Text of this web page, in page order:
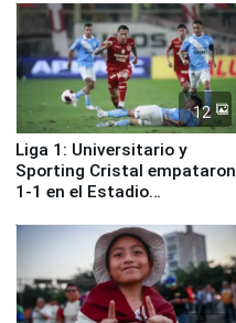
12
Liga 1: Universitario y
Sporting Cristal empataron
1-1 en el Estadio